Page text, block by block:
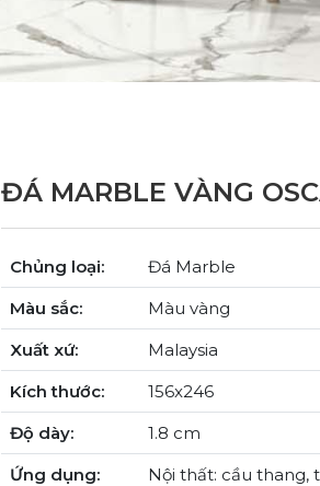
ĐÁ MARBLE VÀNG
Chủng loại:
Đá Marble
Màu sắc:
Màu vàng
Xuất xứ:
Malaysia
Kích thước:
156x246
Độ dày:
1.8 cm
Ứng dụng:
Nội thất: cầu thang,